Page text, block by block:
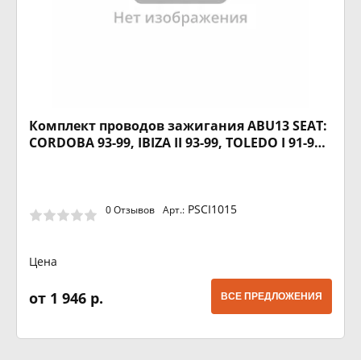
Комплект проводов зажигания ABU13 SEAT:
CORDOBA 93-99, IBIZA II 93-99, TOLEDO I 91-99,
0 Отзывов Арт.: PSCI1015
Цена
от 1 946 р. ВСЕ ПРЕДЛОЖЕНИЯ